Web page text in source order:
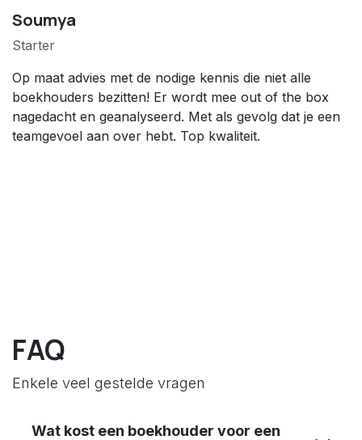
Soumya
Starter
Op maat advies met de nodige kennis die niet alle
boekhouders bezitten! Er wordt mee out of the box
nagedacht en geanalyseerd. Met als gevolg dat je een
teamgevoel aan over hebt. Top kwaliteit.
FAQ
Enkele veel gestelde vragen
Wat kost een boekhouder voor een